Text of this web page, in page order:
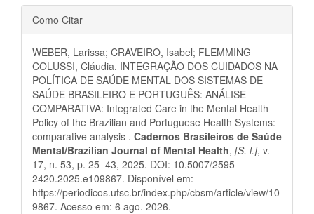
Detalhes
do
artigo
Como Citar
WEBER, Larissa; CRAVEIRO, Isabel; FLEMMING
COLUSSI, Cláudia. INTEGRAÇÃO DOS CUIDADOS NA
POLÍTICA DE SAÚDE MENTAL DOS SISTEMAS DE
SAÚDE BRASILEIRO E PORTUGUÊS: ANÁLISE
COMPARATIVA: Integrated Care in the Mental Health
Policy of the Brazilian and Portuguese Health Systems:
comparative analysis . Cadernos Brasileiros de Saúde
Mental/Brazilian Journal of Mental Health, [S. l.], v.
17, n. 53, p. 25–43, 2025. DOI: 10.5007/2595-
2420.2025.e109867. Disponível em:
https://periodicos.ufsc.br/index.php/cbsm/article/view/10
9867. Acesso em: 6 ago. 2026.